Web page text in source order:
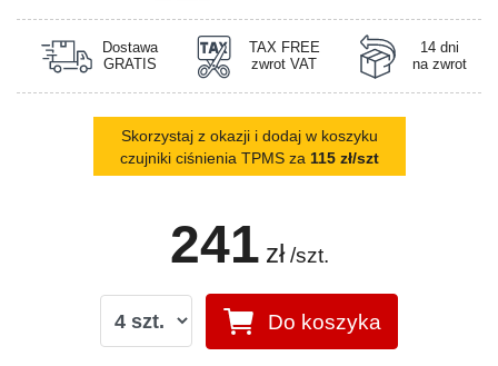
Dostawa
GRATIS
TAX FREE
zwrot VAT
14 dni
na zwrot
Skorzystaj z okazji i dodaj w koszyku
czujniki ciśnienia TPMS za 115 zł/szt
241 zł /szt.
Do koszyka